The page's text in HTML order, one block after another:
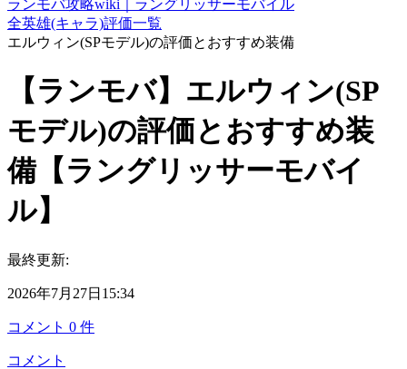
ランモバ攻略wiki｜ラングリッサーモバイル
全英雄(キャラ)評価一覧
エルウィン(SPモデル)の評価とおすすめ装備
【ランモバ】エルウィン(SP
モデル)の評価とおすすめ装
備【ラングリッサーモバイ
ル】
最終更新:
2026年7月27日15:34
コメント 0 件
コメント